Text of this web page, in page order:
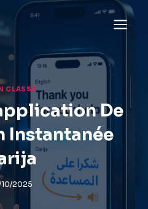
CLASSÉ
De
Instantanée
2025